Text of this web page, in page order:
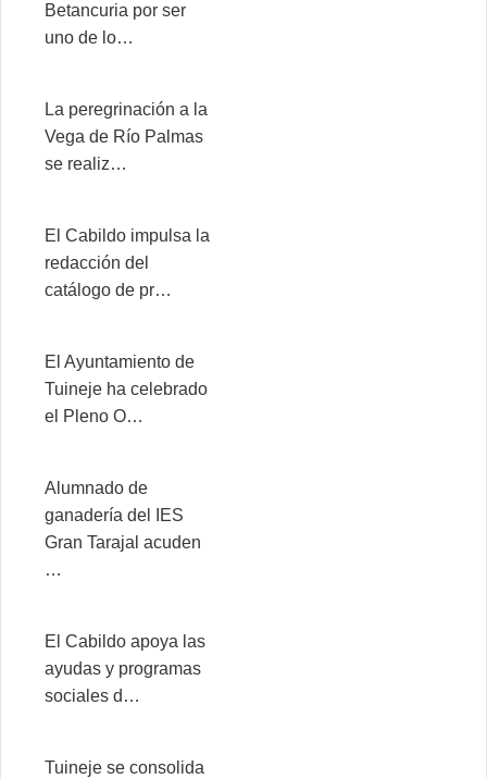
Betancuria por ser
uno de lo…
La peregrinación a la
Vega de Río Palmas
se realiz…
El Cabildo impulsa la
redacción del
catálogo de pr…
El Ayuntamiento de
Tuineje ha celebrado
el Pleno O…
Alumnado de
ganadería del IES
Gran Tarajal acuden
…
El Cabildo apoya las
ayudas y programas
sociales d…
Tuineje se consolida